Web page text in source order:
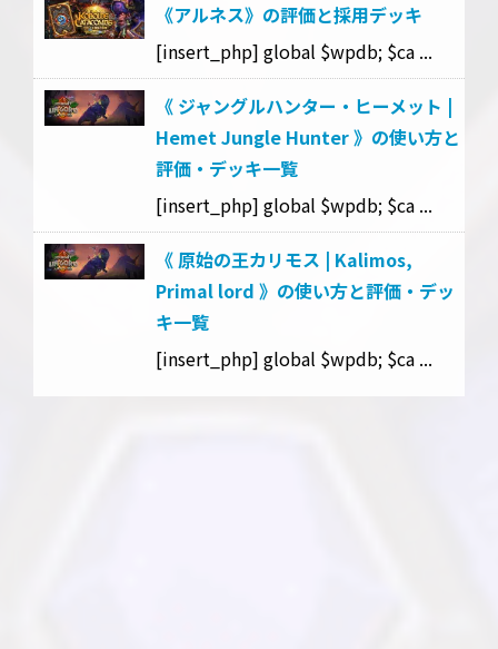
《アルネス》の評価と採用デッキ
[insert_php] global $wpdb; $ca ...
《 ジャングルハンター・ヒーメット |
Hemet Jungle Hunter 》の使い方と
評価・デッキ一覧
[insert_php] global $wpdb; $ca ...
《 原始の王カリモス | Kalimos,
Primal lord 》の使い方と評価・デッ
キ一覧
[insert_php] global $wpdb; $ca ...